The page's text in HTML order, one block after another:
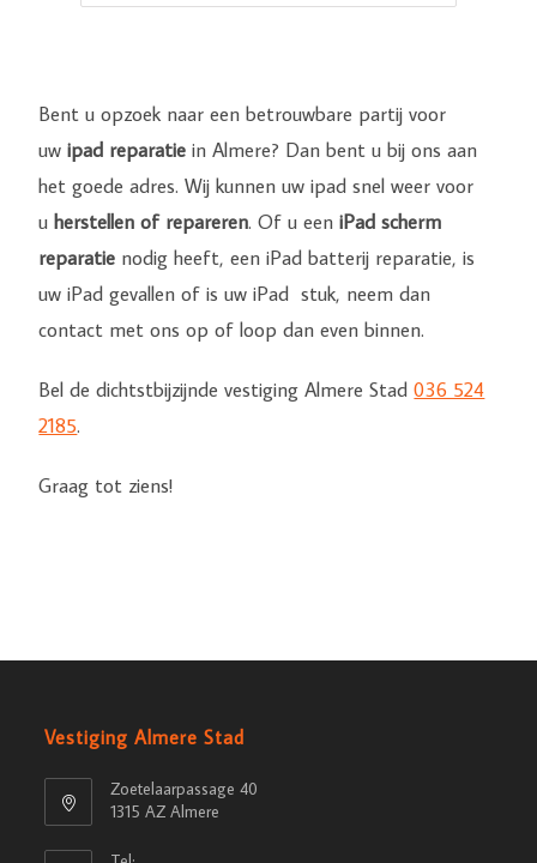
Bent u opzoek naar een betrouwbare partij voor
uwipad reparatie in Almere? Dan bent u bij ons aan
het goede adres. Wij kunnen uw ipad snel weer voor
uherstellen of repareren. Of u eeniPad scherm
reparatie nodig heeft, een iPad batterij reparatie, is
uw iPad gevallen of is uw iPad stuk, neem dan
contact met ons op of loop dan even binnen.
Bel de dichtstbijzijnde vestiging Almere Stad036 524
2185.
Graag tot ziens!
Vestiging Almere Stad
Zoetelaarpassage 40
1315 AZ Almere